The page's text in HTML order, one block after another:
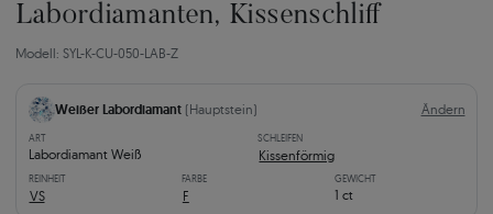
Labordiamanten, Kissenschliff
Modell: SYL-K-CU-050-LAB-Z
Weißer Labordiamant (Hauptstein) Ändern
ART
Labordiamant Weiß
SCHLEIFEN
Kissenförmig
REINHEIT
VS
FARBE
F
GEWICHT
1 ct